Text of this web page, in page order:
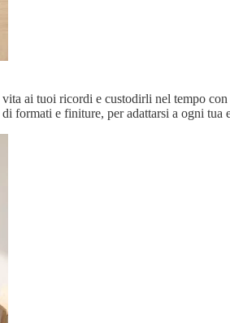
ai tuoi ricordi e custodirli nel tempo
formati e finiture, per adattarsi a ogni tua